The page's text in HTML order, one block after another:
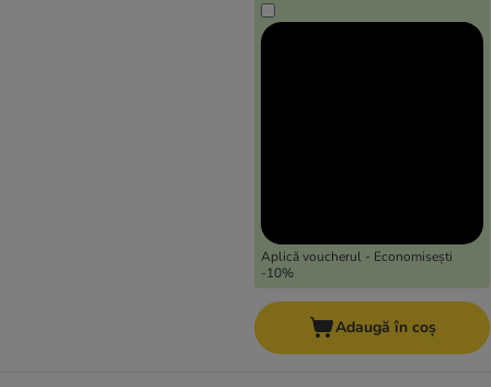
Aplică voucherul - Economisești
-10%
Adaugă în coș